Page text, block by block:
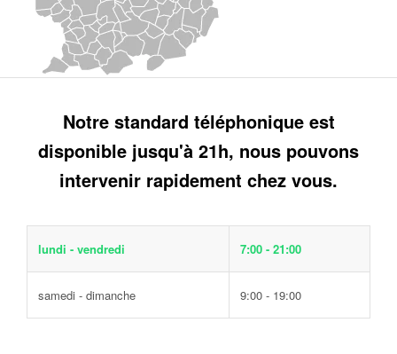
Notre standard téléphonique est
disponible jusqu'à 21h, nous pouvons
intervenir rapidement chez vous.
lundi - vendredi 7:00 - 21:00
samedi - dimanche 9:00 - 19:00